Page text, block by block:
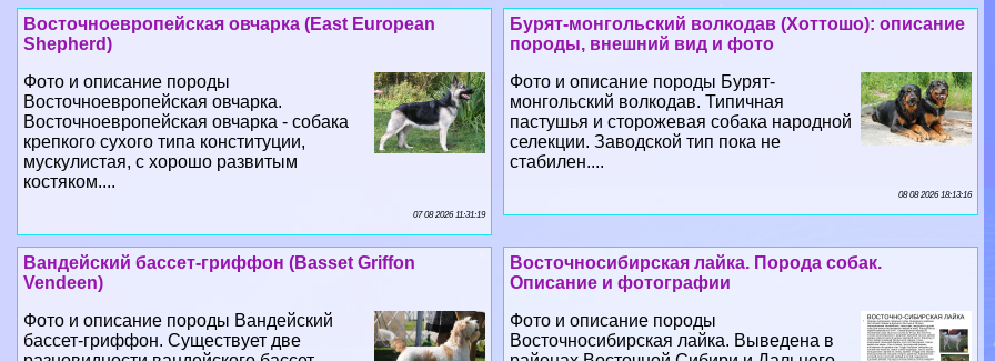
Фото и описание породы Бурят-
монгольский волкодав. Типичная
пастушья и сторожевая собака народной
селекции. Заводской тип пока не
стабилен....
08 08 2026 18:13:16
Фото и описание породы
Восточноевропейская овчарка.
Восточноевропейская овчарка - собака
крепкого сухого типа конституции,
мускулистая, с хорошо развитым
костяком....
07 08 2026 11:31:19
Описание и фотографии
Фото и описание породы
Восточносибирская лайка. Выведена в
районах Восточной Сибири и Дальнего
Востока в 19 веке скрещиванием
эвенкийских, ламутских, амурских и
других лаек для охоты....
Вандейский бассет-гриффон (Basset Griffon
Фото и описание породы Вандейский
бассет-гриффон. Существует две
разновидности вандейского бассет-
гриффона: большой и малый....
05 08 2026 5:59:31